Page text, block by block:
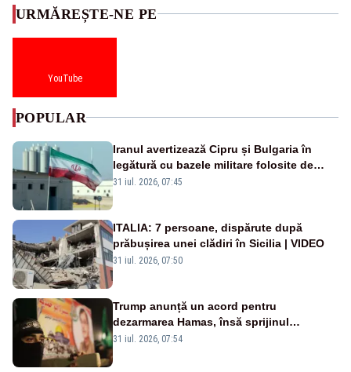
URMĂREȘTE-NE PE
YouTube
POPULAR
Iranul avertizează Cipru și Bulgaria în
legătură cu bazele militare folosite de
SUA
31 iul. 2026, 07:45
ITALIA: 7 persoane, dispărute după
prăbușirea unei clădiri în Sicilia | VIDEO
31 iul. 2026, 07:50
Trump anunță un acord pentru
dezarmarea Hamas, însă sprijinul
Israelului rămâne incert
31 iul. 2026, 07:54